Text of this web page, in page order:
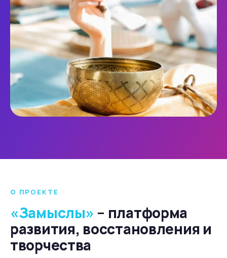
О ПРОЕКТЕ
«Замыслы» – платформа
развития, восстановления и
творчества